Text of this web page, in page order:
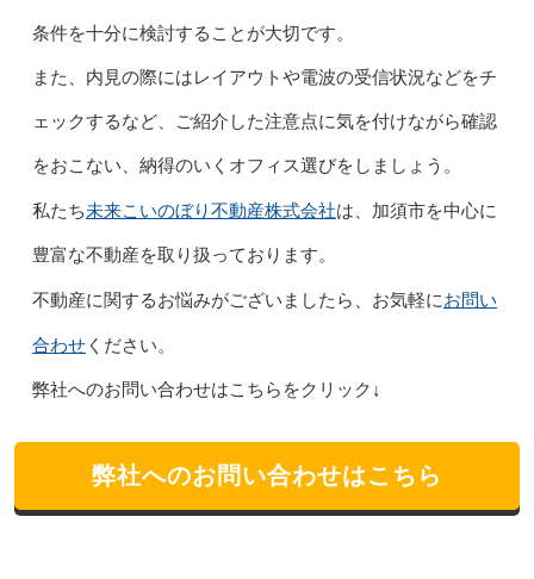
条件を十分に検討することが大切です。
また、内見の際にはレイアウトや電波の受信状況などをチ
ェックするなど、ご紹介した注意点に気を付けながら確認
をおこない、納得のいくオフィス選びをしましょう。
私たち未来こいのぼり不動産株式会社は、加須市を中心に
豊富な不動産を取り扱っております。
不動産に関するお悩みがございましたら、お気軽にお問い
合わせください。
弊社へのお問い合わせはこちらをクリック↓
弊社へのお問い合わせはこちら